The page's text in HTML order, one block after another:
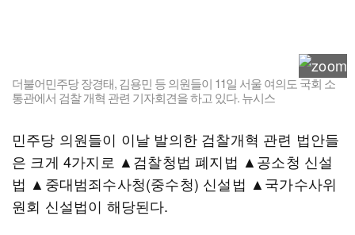
더불어민주당 장경태, 김용민 등 의원들이 11일 서울 여의도 국회 소
통관에서 검찰 개혁 관련 기자회견을 하고 있다. 뉴시스
민주당 의원들이 이날 발의한 검찰개혁 관련 법안들
은 크게 4가지로 ▲검찰청법 폐지법 ▲공소청 신설
법 ▲중대범죄수사청(중수청) 신설법 ▲국가수사위
원회 신설법이 해당된다.